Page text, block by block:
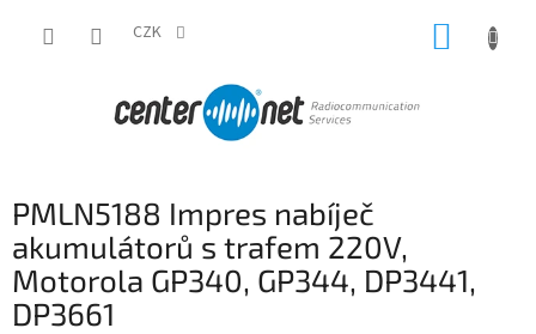
CZK
PMLN5188 Impres nabíječ
akumulátorů s trafem 220V,
Motorola GP340, GP344, DP3441,
DP3661